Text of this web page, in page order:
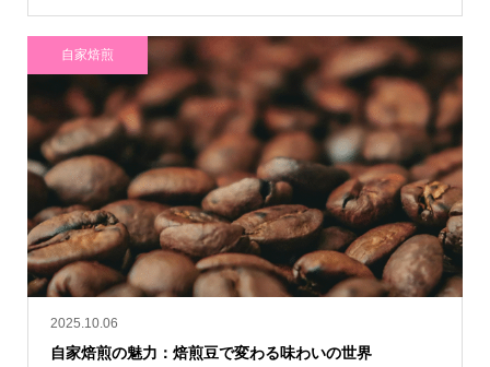
2025.10.06
自家焙煎の魅力：焙煎豆で変わる味わいの世界
自家焙煎